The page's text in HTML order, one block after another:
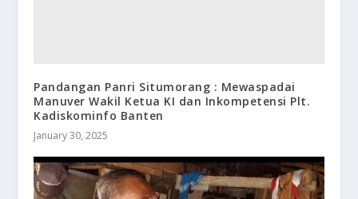
Pandangan Panri Situmorang : Mewaspadai
Manuver Wakil Ketua KI dan Inkompetensi Plt.
Kadiskominfo Banten
January 30, 2025